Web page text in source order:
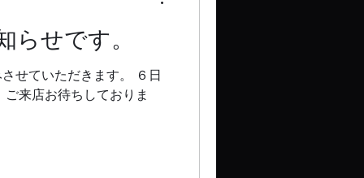
らせです。
せていただきます。 ６日
来店お待ちしておりま